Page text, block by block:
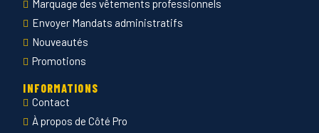
Marquage des vêtements professionnels
Envoyer Mandats administratifs
Nouveautés
Promotions
INFORMATIONS
Contact
À propos de Côté Pro